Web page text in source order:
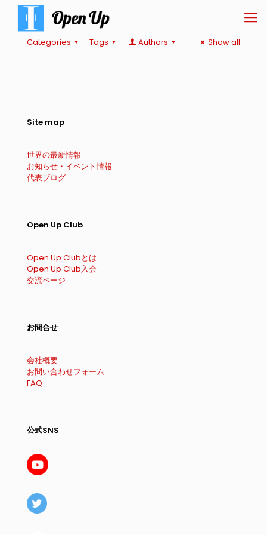
Categories Tags Authors Show all
Site map
世界の最新情報
お知らせ・イベント情報
代表ブログ
Open Up Club
Open Up Clubとは
Open Up Club入会
交流ページ
お問合せ
会社概要
お問い合わせフォーム
FAQ
公式SNS